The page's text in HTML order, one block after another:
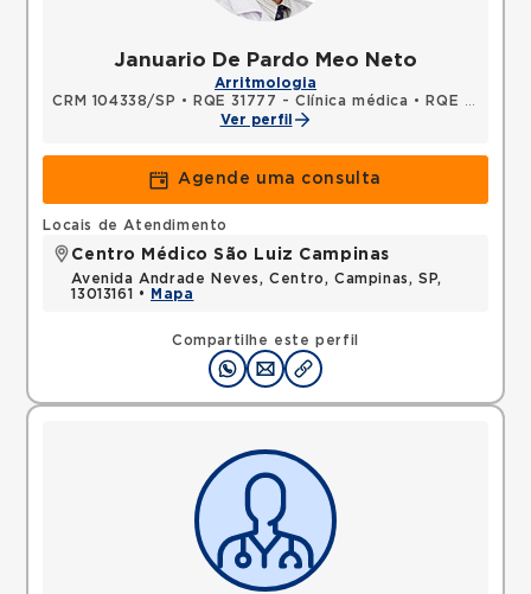
Januario De Pardo Meo Neto
Arritmologia
CRM 104338/SP • RQE 31777 - Clínica médica •
RQE 31778 - Cardiologia
Ver perfil
Agende uma consulta
Compartilhe este perfil
Locais de Atendimento
Centro Médico São Luiz Campinas
Avenida Andrade Neves, Centro, Campinas, SP,
13013161 •
Mapa